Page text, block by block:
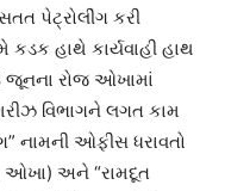
પેટ્રોલીંગ કરી
હાથે કાર્યવાહી હાથ
જૂનના રોજ ઓખામાં
વિભાગને લગત કામ
નામની ઓફીસ ધરાવતો
ઓખા) અને “રામદૂત